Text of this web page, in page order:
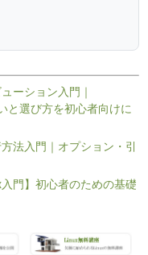
ーション入門｜
と選び方を初心者向けに
法入門｜オプション・引
入門】初心者のための基礎